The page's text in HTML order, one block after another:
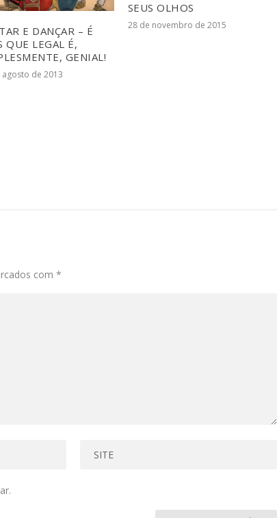
E DANÇAR – É
QUE LEGAL É,
GENIAL!
agosto de 2013
SEUS OLHOS
28 de novembro de 2015
com*